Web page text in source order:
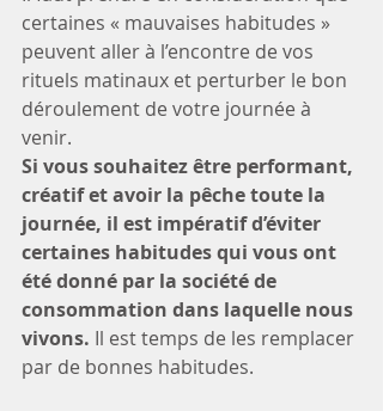
certaines « mauvaises habitudes »
peuvent aller à l’encontre de vos
rituels matinaux et perturber le bon
déroulement de votre journée à
venir.
Si vous souhaitez être performant,
créatif et avoir la pêche toute la
journée, il est impératif d’éviter
certaines habitudes qui vous ont
été donné par la société de
consommation dans laquelle nous
vivons. Il est temps de les remplacer
par de bonnes habitudes.